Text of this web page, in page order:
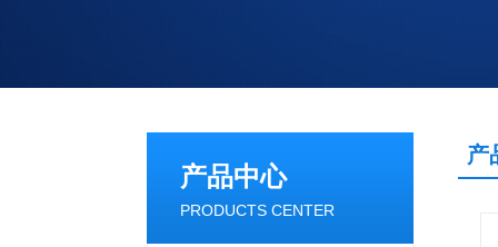
产品中心
PRODUCTS CENTER
产